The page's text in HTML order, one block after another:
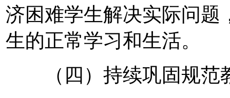
济困难学生解决实际问题
生的正常学习和生活。
（四）持续巩固规范